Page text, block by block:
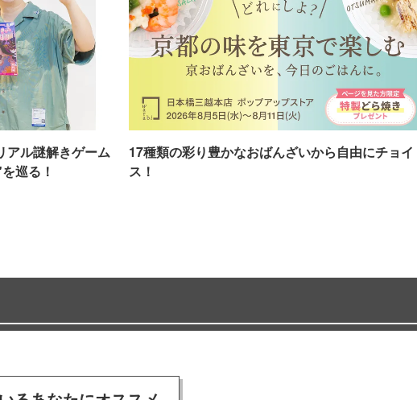
アル謎解きゲーム
巡る！
17種類の彩り豊かなおばんざいから自由にチョイ
ス！